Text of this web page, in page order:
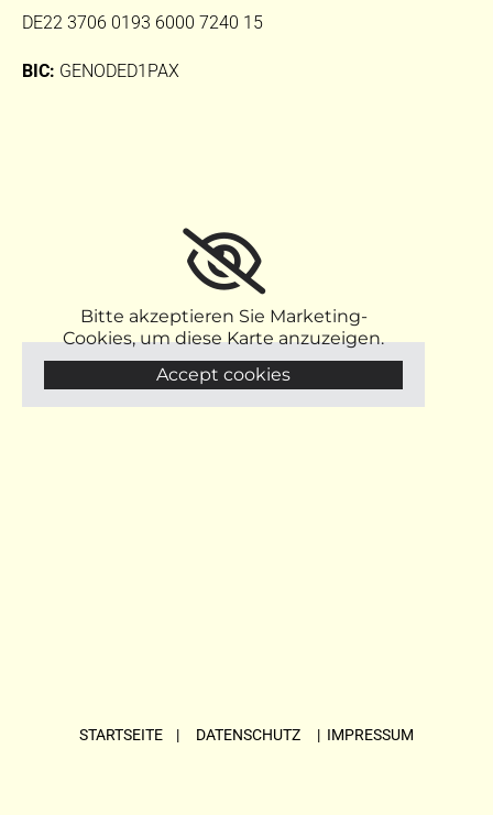
DE22 3706 0193 6000 7240 15
BIC: GENODED1PAX
Bitte akzeptieren Sie Marketing-
Cookies, um diese Karte anzuzeigen.
Accept cookies
STARTSEITE | DATENSCHUTZ | IMPRESSUM